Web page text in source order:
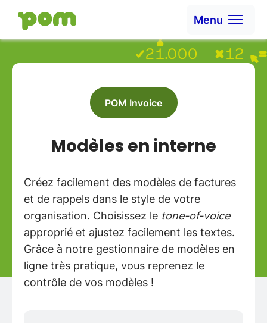
Aller à la page d'accueil
Menu
POM Invoice
Modèles en interne
Créez facilement des modèles de factures
et de rappels dans le style de votre
organisation. Choisissez le tone-of-voice
approprié et ajustez facilement les textes.
Grâce à notre gestionnaire de modèles en
ligne très pratique, vous reprenez le
contrôle de vos modèles !